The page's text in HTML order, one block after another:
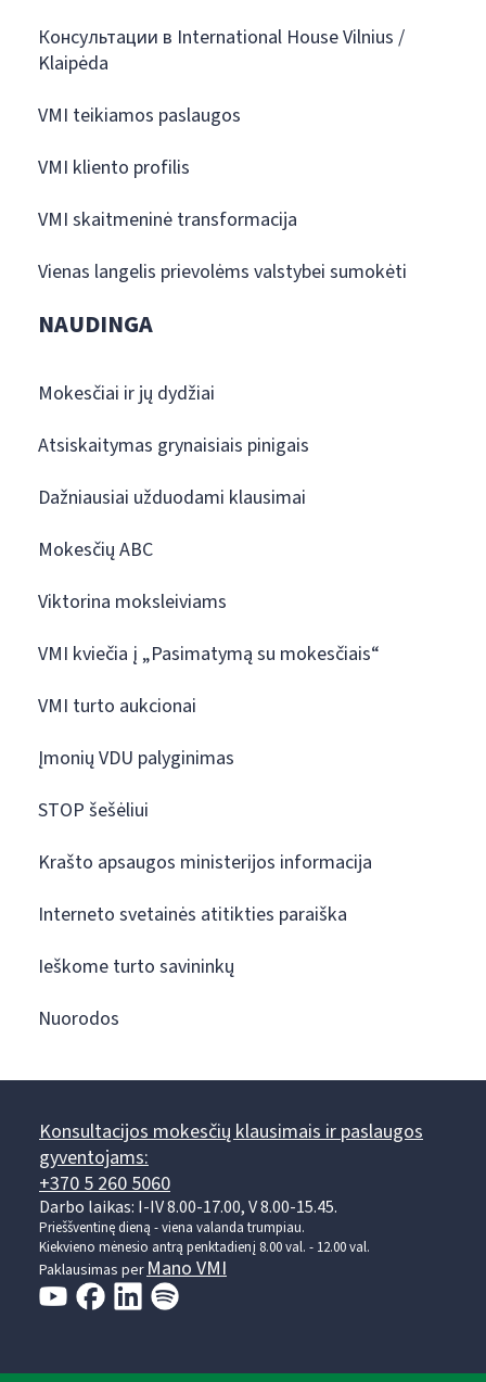
Консультации в International House Vilnius /
Klaipėda
VMI teikiamos paslaugos
VMI kliento profilis
VMI skaitmeninė transformacija
Vienas langelis prievolėms valstybei sumokėti
NAUDINGA
Mokesčiai ir jų dydžiai
Atsiskaitymas grynaisiais pinigais
Dažniausiai užduodami klausimai
Mokesčių ABC
Viktorina moksleiviams
VMI kviečia į „Pasimatymą su mokesčiais“
VMI turto aukcionai
Įmonių VDU palyginimas
STOP šešėliui
Krašto apsaugos ministerijos informacija
Interneto svetainės atitikties paraiška
Ieškome turto savininkų
Nuorodos
Konsultacijos mokesčių klausimais ir paslaugos
gyventojams:
+370 5 260 5060
Darbo laikas: I-IV 8.00-17.00, V 8.00-15.45.
Prieššventinę dieną - viena valanda trumpiau.
Kiekvieno mėnesio antrą penktadienį 8.00 val. - 12.00 val.
Paklausimas perMano VMI